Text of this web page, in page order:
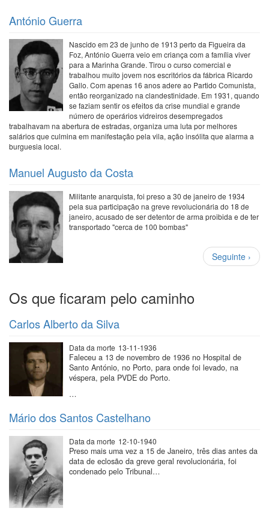
António Guerra
Nascido em 23 de junho de 1913 perto da Figueira da
Foz, António Guerra veio em criança com a família viver
para a Marinha Grande. Tirou o curso comercial e
trabalhou muito jovem nos escritórios da fábrica Ricardo
Gallo. Com apenas 16 anos adere ao Partido Comunista,
então reorganizado na clandestinidade. Em 1931, quando
se faziam sentir os efeitos da crise mundial e grande
número de operários vidreiros desempregados
trabalhavam na abertura de estradas, organiza uma luta por melhores
salários que culmina em manifestação pela vila, ação insólita que alarma a
burguesia local.
Manuel Augusto da Costa
Militante anarquista, foi preso a 30 de janeiro de 1934
pela sua participação na greve revolucionária do 18 de
janeiro, acusado de ser detentor de arma proibida e de ter
transportado "cerca de 100 bombas"
Paginação
Próxima
página
Seguinte ›
Os que ficaram pelo caminho
Carlos Alberto da Silva
Data da morte 13-11-1936
Faleceu a 13 de novembro de 1936 no Hospital de
Santo António, no Porto, para onde foi levado, na
véspera, pela PVDE do Porto.
…
Mário dos Santos Castelhano
Data da morte 12-10-1940
Preso mais uma vez a 15 de Janeiro, três dias antes da
data de eclosão da greve geral revolucionária, foi
condenado pelo Tribunal…